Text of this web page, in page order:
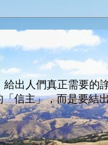
出人們真正需要的
信主」，而是要結